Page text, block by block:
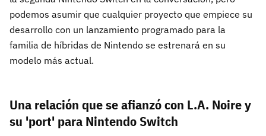
podemos asumir que cualquier proyecto que empiece su
desarrollo con un lanzamiento programado para la
familia de híbridas de Nintendo se estrenará en su
modelo más actual.
Una relación que se afianzó con L.A. Noire y
su 'port' para Nintendo Switch